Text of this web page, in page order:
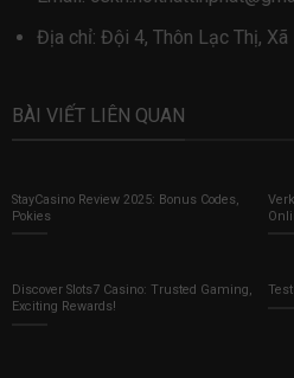
Địa chỉ: Đội 4, Thôn Lạc Thị, Xã
BÀI VIẾT LIÊN QUAN
StayCasino Review 2025: Bonus Codes,
Pokies
Discover Slots7 Casino: Trusted Gaming,
Exciting Rewards!
Test